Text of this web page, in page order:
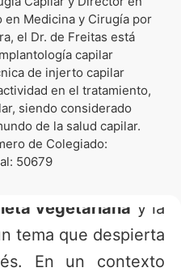
en Medicina y Cirugía por
el Dr. de Freitas está
capilar
de injerto capilar
en el tratamiento,
siendo considerado
de la salud capilar.
de Colegiado:
50679
vegetariana y la
tema que despierta
En un contexto